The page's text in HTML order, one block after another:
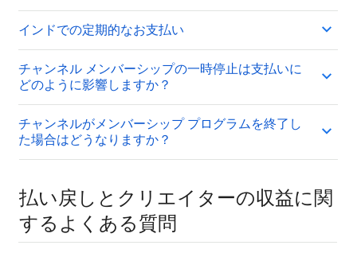
インドでの定期的なお支払い
チャンネル メンバーシップの一時停止は支払いに
どのように影響しますか？
チャンネルがメンバーシップ プログラムを終了し
た場合はどうなりますか？
払い戻しとクリエイターの収益に関
するよくある質問